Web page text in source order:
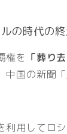
の時代の
権を 「葬り
中国の新聞「
用してロ